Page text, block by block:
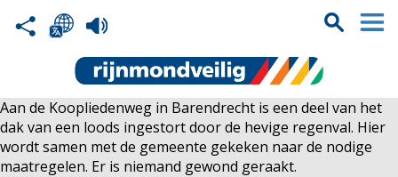
Aan de Koopliedenweg in Barendrecht is een deel van het
dak van een loods ingestort door de hevige regenval. Hier
wordt samen met de gemeente gekeken naar de nodige
maatregelen. Er is niemand gewond geraakt.